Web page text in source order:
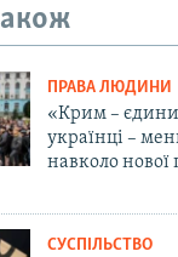
ПРАВА ЛЮДИНИ
«Крим –
українці –
навколо нової
СУСПІЛЬСТВО